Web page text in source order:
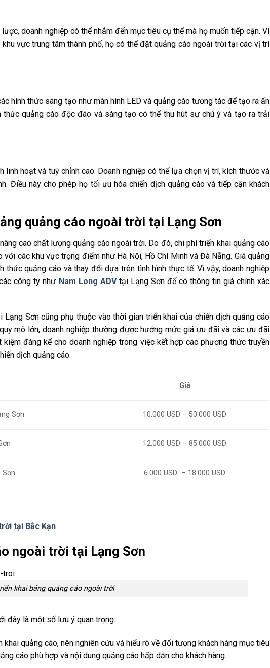
doanh nghiệp có thể nhắm đến mục tiêu cụ thể mà họ muốn tiếp cận. Ví
vực trung tâm thành phố, họ có thể đặt quảng cáo ngoài trời tại các vị trí
hình thức sáng tạo như màn hình LED và quảng cáo tương tác để tạo ra ấn
thức quảng cáo độc đáo và sáng tạo có thể thu hút sự chú ý và tạo ra trải
hoạt và tuỳ chỉnh cao. Doanh nghiệp có thể lựa chọn vị trí, kích thước và
Điều này cho phép họ tối ưu hóa chiến dịch quảng cáo và tiếp cận khách
quảng cáo ngoài trời tại Lạng Sơn
cao chất lượng quảng cáo ngoài trời. Do đó, chi phí triển khai quảng cáo
các khu vực trọng điểm như Hà Nội, Hồ Chí Minh và Đà Nẵng. Giá quảng
quảng cáo và thay đổi dựa trên tình hình thực tế. Vì vậy, doanh nghiệp
công ty như Nam Long ADVtại Lạng Sơn để có thông tin giá chính xác
Sơn cũng phụ thuộc vào thời gian triển khai của chiến dịch quảng cáo
mô lớn, doanh nghiệp thường được hưởng mức giá ưu đãi và các ưu đãi
đáng kể cho doanh nghiệp trong việc kết hợp các phương thức truyền
dịch quảng cáo.
Giá
Sơn 10.000 USD – 50.000 USD
12.000 USD – 85.000 USD
Sơn 6.000 USD – 18.000 USD
tại Bắc Kạn
ngoài trời tại Lạng Sơn
khai bảng quảng cáo ngoài trời
đây là một số lưu ý quan trọng:
quảng cáo, nên nghiên cứu và hiểu rõ về đối tượng khách hàng mục tiêu
cáo phù hợp và nội dung quảng cáo hấp dẫn cho khách hàng.